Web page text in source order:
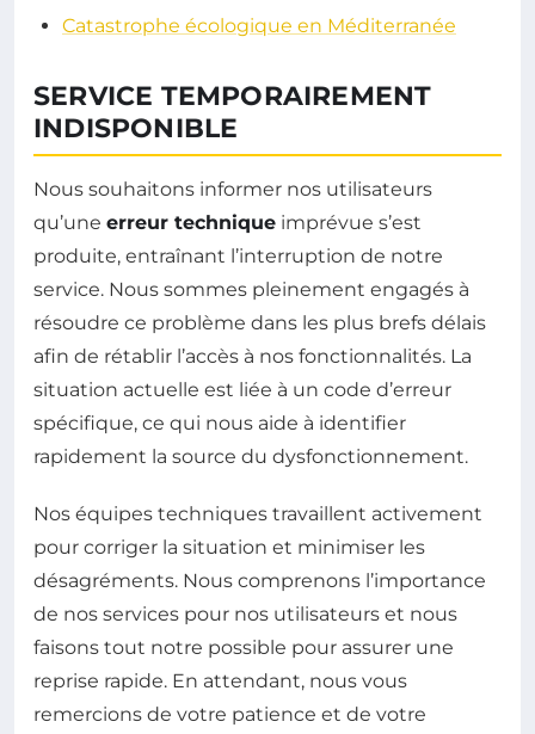
Catastrophe écologique en Méditerranée
SERVICE TEMPORAIREMENT
INDISPONIBLE
Nous souhaitons informer nos utilisateurs
qu’une erreur technique imprévue s’est
produite, entraînant l’interruption de notre
service. Nous sommes pleinement engagés à
résoudre ce problème dans les plus brefs délais
afin de rétablir l’accès à nos fonctionnalités. La
situation actuelle est liée à un code d’erreur
spécifique, ce qui nous aide à identifier
rapidement la source du dysfonctionnement.
Nos équipes techniques travaillent activement
pour corriger la situation et minimiser les
désagréments. Nous comprenons l’importance
de nos services pour nos utilisateurs et nous
faisons tout notre possible pour assurer une
reprise rapide. En attendant, nous vous
remercions de votre patience et de votre